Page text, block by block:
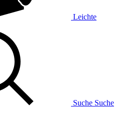
Leichte
Suche Suche